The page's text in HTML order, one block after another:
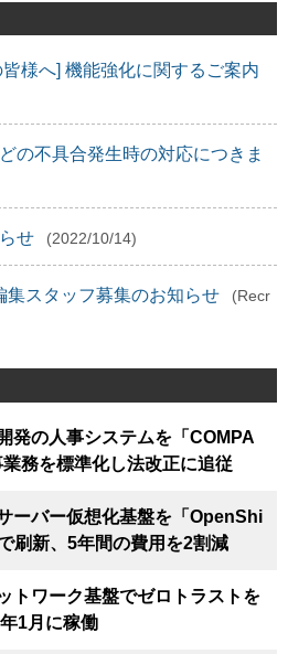
様へ] 機能強化に関するご案内
の不具合発生時の対応につきま
せ (2022/10/14)
集スタッフ募集のお知らせ
(Recr
発の人事システムを「COMPA
務を標準化し法改正に追従
ーバー仮想化基盤を「OpenShi
刷新、5年間の費用を2割減
トワーク基盤でゼロトラストを
1月に稼働